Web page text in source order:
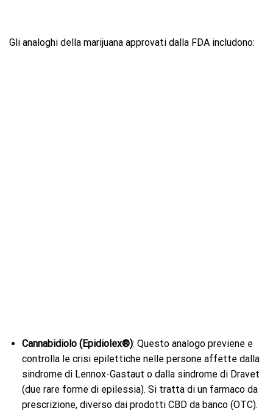
Gli analoghi della marijuana approvati dalla FDA includono:
Cannabidiolo (Epidiolex®): Questo analogo previene e
controlla le crisi epilettiche nelle persone affette dalla
sindrome di Lennox-Gastaut o dalla sindrome di Dravet
(due rare forme di epilessia). Si tratta di un farmaco da
prescrizione, diverso dai prodotti CBD da banco (OTC).